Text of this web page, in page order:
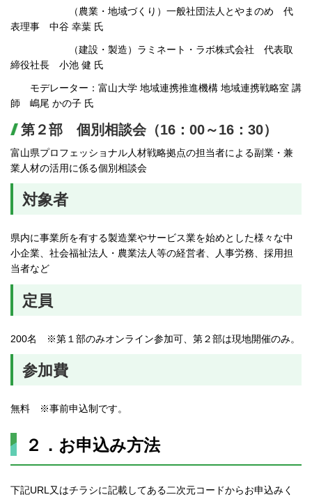
（農業・地域づくり）一般社団法人とやまのめ 代
表理事 中谷 幸葉 氏
（建設・製造）ラミネート・ラボ株式会社 代表取
締役社長 小池 健 氏
モデレーター：富山大学 地域連携推進機構 地域連携戦略室 講
師 嶋尾 かの子 氏
第２部 個別相談会（16：00～16：30）
富山県プロフェッショナル人材戦略拠点の担当者による副業・兼
業人材の活用に係る個別相談会
対象者
県内に事業所を有する製造業やサービス業を始めとした様々な中
小企業、社会福祉法人・農業法人等の経営者、人事労務、採用担
当者など
定員
200名 ※第１部のみオンライン参加可、第２部は現地開催のみ。
参加費
無料 ※事前申込制です。
２．お申込み方法
下記URL又はチラシに記載してある二次元コードからお申込みく